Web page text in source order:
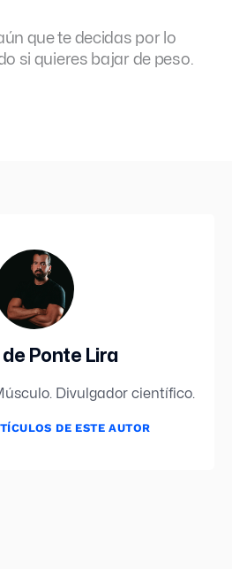
que te decidas por lo
si quieres bajar de peso.
de Ponte Lira
Divulgador científico.
DE ESTE AUTOR